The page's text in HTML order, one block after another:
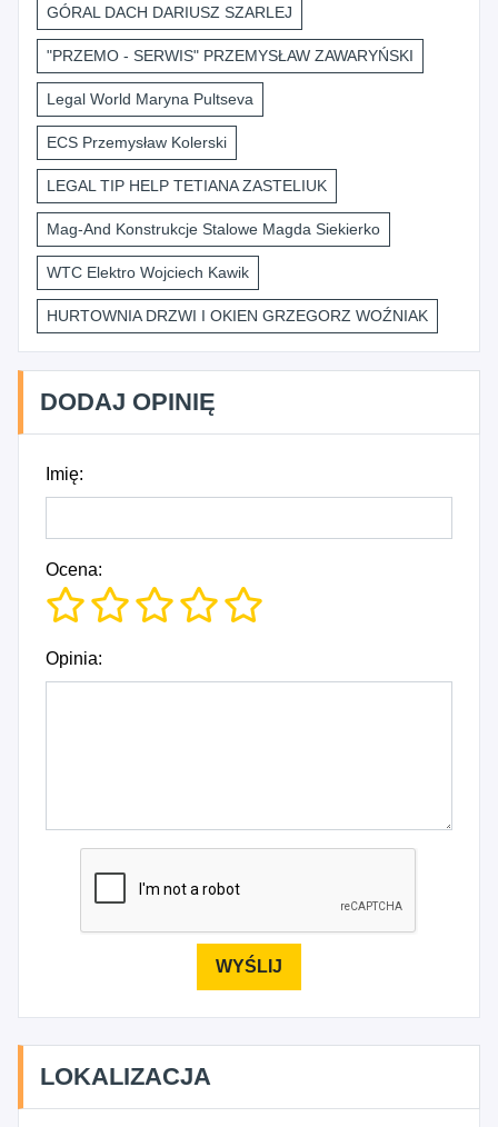
GÓRAL DACH DARIUSZ SZARLEJ
"PRZEMO - SERWIS" PRZEMYSŁAW ZAWARYŃSKI
Legal World Maryna Pultseva
ECS Przemysław Kolerski
LEGAL TIP HELP TETIANA ZASTELIUK
Mag-And Konstrukcje Stalowe Magda Siekierko
WTC Elektro Wojciech Kawik
HURTOWNIA DRZWI I OKIEN GRZEGORZ WOŹNIAK
DODAJ OPINIĘ
Imię:
Ocena:
Opinia:
LOKALIZACJA